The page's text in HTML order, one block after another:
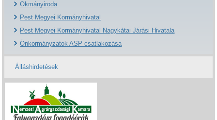
Okmányiroda
Pest Megyei Kormányhivatal
Pest Megyei Kormányhivatal Nagykátai Járási Hivatala
Önkormányzatok ASP csatlakozása
Álláshirdetések